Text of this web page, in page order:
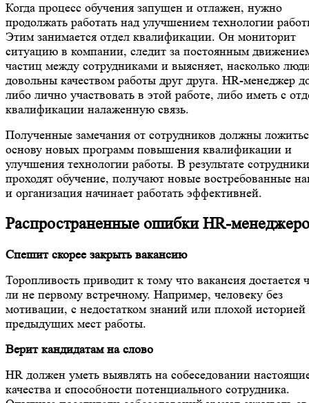
Когда процесс обучения запущен и отлажен, нужно
продолжать работать над улучшением технологии
Этим занимается отдел квалификации. Он мониторит
ситуацию в компании, следит за постоянным
частиц между сотрудниками и выясняет, насколько
довольны качеством работы друг друга. HR-менеджер
либо лично участвовать в этой работе, либо иметь с
квалификации налаженную связь.
Полученные замечания от сотрудников должны
основу новых программ повышения квалификации и
улучшения технологии работы. В результате сотрудники
проходят обучение, получают новые востребованные
и организация начинает работать эффективней.
Распространенные ошибки HR-
Спешит скорее закрыть вакансию
Торопливость приводит к тому что вакансия достается
ли не первому встречному. Например, человеку без
мотивации, с недостатком знаний или плохой историей
предыдущих мест работы.
Верит кандидатам на слово
HR должен уметь выявлять на собеседовании
качества и способности потенциального сотрудника.